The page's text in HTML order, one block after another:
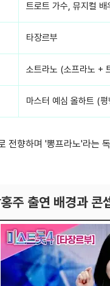
트로트 가수, 뮤지컬 배
타장르부
소트라노 (소프라노 +
마스터 예심 올하트 (
전향하며 '뽕프라노'라는
주 출연 배경과 콘